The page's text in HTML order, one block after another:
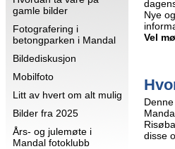
gamle bilder
Fotografering i
betongparken i Mandal
Bildediskusjon
Mobilfoto
Litt av hvert om alt mulig
Bilder fra 2025
Års- og julemøte i
Mandal fotoklubb
Nye
Vel
disse